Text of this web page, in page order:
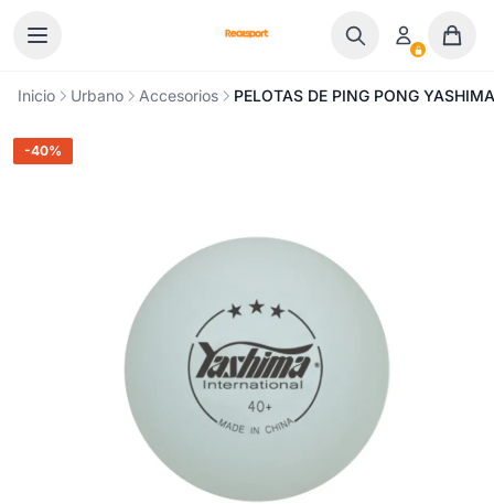
Inicio Urbano Accesorios PELOTAS DE PING PONG
-40%